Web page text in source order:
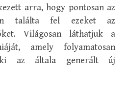
arra, hogy pontosan az
találta fel ezeket az
Világosan láthatjuk a
amely folyamatosan
az általa generált új